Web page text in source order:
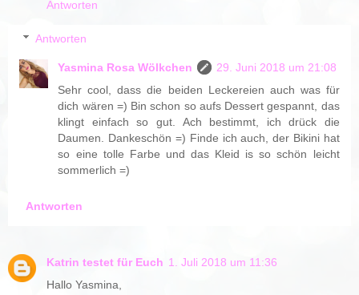
Antworten
Antworten
Yasmina Rosa Wölkchen
29. Juni 2018 um 21:08
Sehr cool, dass die beiden Leckereien auch was für
dich wären =) Bin schon so aufs Dessert gespannt, das
klingt einfach so gut. Ach bestimmt, ich drück die
Daumen. Dankeschön =) Finde ich auch, der Bikini hat
so eine tolle Farbe und das Kleid is so schön leicht
sommerlich =)
Antworten
Katrin testet für Euch 1. Juli 2018 um 11:36
Hallo Yasmina,